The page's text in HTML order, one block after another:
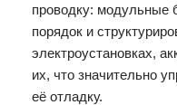
проводку: модульные
порядок и
электроустановках,
их, что значительно
её отладку.